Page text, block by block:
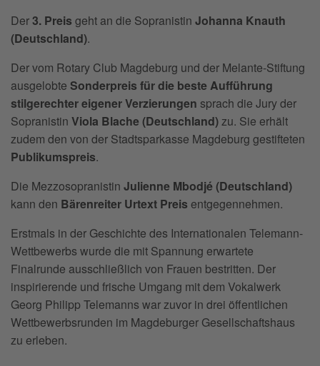
Der3. Preis geht an die Sopranistin Johanna Knauth
(Deutschland).
Der vom Rotary Club Magdeburg und der Melante-Stiftung
ausgelobte Sonderpreis für die beste Aufführung
stilgerechter eigener Verzierungen sprach die Jury der
Sopranistin Viola Blache (Deutschland)zu. Sie erhält
zudem den von der Stadtsparkasse Magdeburg gestifteten
Publikumspreis.
Die Mezzosopranistin Julienne Mbodjé (Deutschland)
kann den Bärenreiter Urtext Preis entgegennehmen.
Erstmals in der Geschichte des Internationalen Telemann-
Wettbewerbs wurde die mit Spannung erwartete
Finalrunde ausschließlich von Frauen bestritten. Der
inspirierende und frische Umgang mit dem Vokalwerk
Georg Philipp Telemanns war zuvor in drei öffentlichen
Wettbewerbsrunden im Magdeburger Gesellschaftshaus
zu erleben.